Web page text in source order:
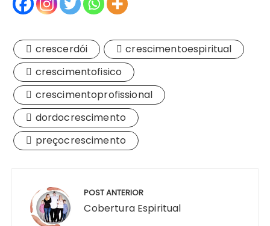
crescerdói
crescimentoespiritual
crescimentofisico
crescimentoprofissional
dordocrescimento
preçocrescimento
Post
POST ANTERIOR
Cobertura Espiritual